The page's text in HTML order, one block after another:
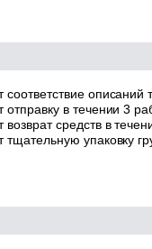
описаний
отправку в течении 3
средств в
упаковку